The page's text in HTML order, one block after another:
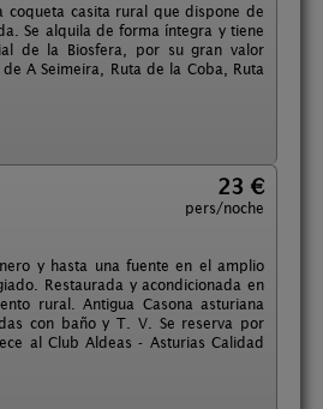
coqueta casita rural que dispone de
Se alquila de forma íntegra y tiene
de la Biosfera, por su gran valor
A Seimeira, Ruta de la Coba, Ruta
23 €
pers/noche
y hasta una fuente en el amplio
Restaurada y acondicionada en
rural. Antigua Casona asturiana
con baño y T. V. Se reserva por
al Club Aldeas - Asturias Calidad